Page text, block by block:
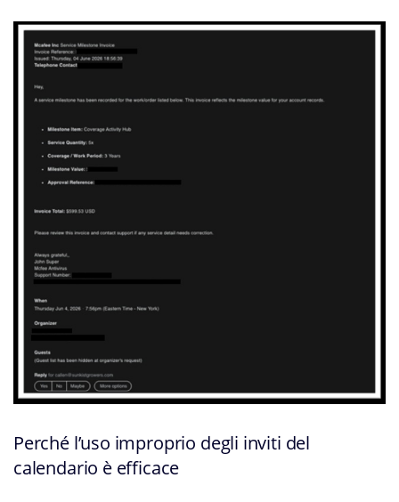
Perché l’uso improprio degli inviti del
calendario è efficace